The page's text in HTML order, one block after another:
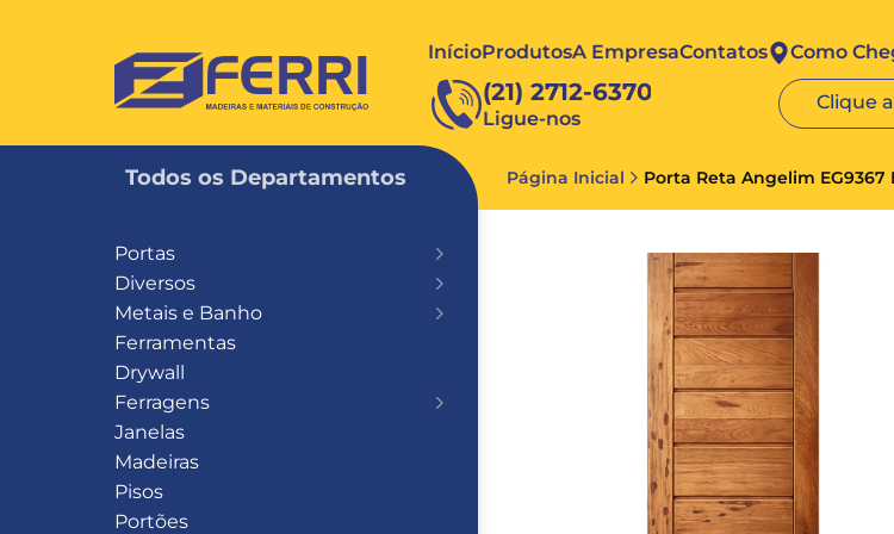
FERRI InícioProdutosA EmpresaContatos Como
(21) 2712-6370
Ligue-nos
Clique
Todos os Departamentos Página Inicial Porta Reta Angelim EG9367
Portas
Diversos
Metais e Banho
Ferramentas
Drywall
Ferragens
Janelas
Madeiras
Pisos
Portões